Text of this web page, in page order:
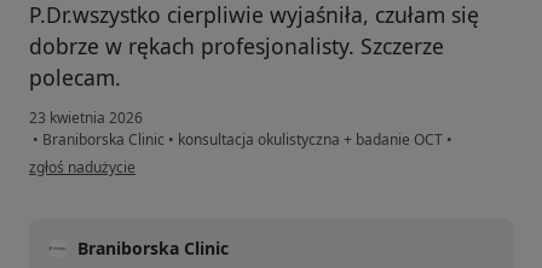
P.Dr.wszystko cierpliwie wyjaśniła, czułam się
dobrze w rękach profesjonalisty. Szczerze
polecam.
23 kwietnia 2026
• Braniborska Clinic • konsultacja okulistyczna + badanie OCT •
w opinii użytkownika Małgorzata
zgłoś nadużycie
Braniborska Clinic